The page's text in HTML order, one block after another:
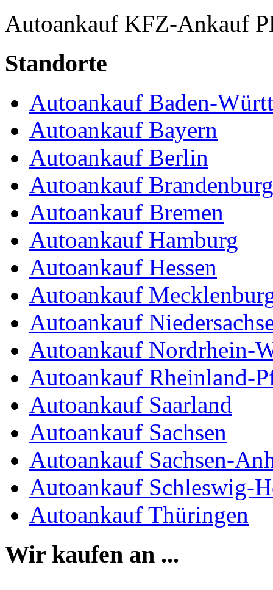
Autoankauf KFZ-Ankauf
Standorte
Autoankauf Baden-
Autoankauf Bayern
Autoankauf Berlin
Autoankauf Brandenburg
Autoankauf Bremen
Autoankauf Hamburg
Autoankauf Hessen
Autoankauf
Autoankauf
Autoankauf Nordrhein-
Autoankauf Rheinland-
Autoankauf Saarland
Autoankauf Sachsen
Autoankauf Sachsen-
Autoankauf Schleswig-
Autoankauf Thüringen
Wir kaufen an ...